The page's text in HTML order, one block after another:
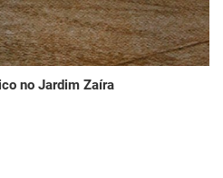
no Jardim Zaíra